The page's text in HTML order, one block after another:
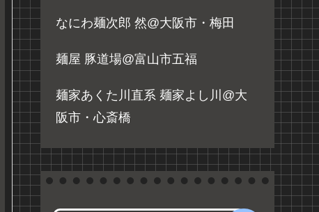
なにわ麺次郎 然@大阪市・梅田
麺屋 豚道場@富山市五福
麺家あくた川直系 麺家よし川@大
阪市・心斎橋